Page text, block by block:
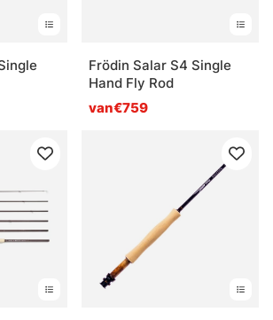
Frödin Salar S4 Single
Hand Fly Rod
van€759